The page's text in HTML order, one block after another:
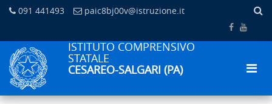
091 441493 paic8bj00v@istruzione.it
ISTITUTO COMPRENSIVO
STATALE
CESAREO-SALGARI (PA)